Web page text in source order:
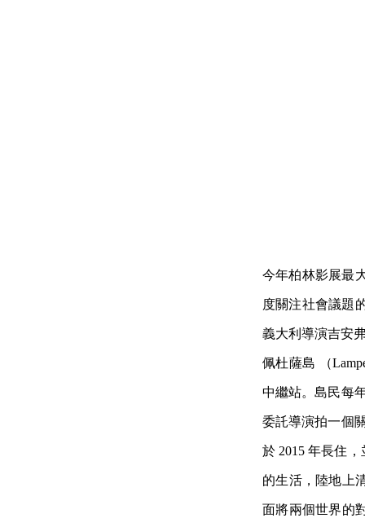
今年柏林影展最
度關注社會議題
義大利導演吉安
佩杜薩島 （
中繼站。島民每
委託導演拍一個
於 2015 年長住
的生活，陸地上
面將兩個世界的